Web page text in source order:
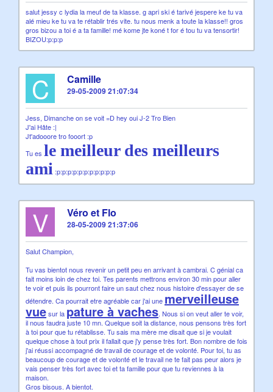
salut jessy c lydia la meuf de ta klasse. g apri ski é tarivé jespere ke tu va
alé mieu ke tu va te rétablir trés vite. tu nous menk a toute la klasse!! gros
gros bizou a toi é a ta famille! mé kome jte koné t for é tou tu va tensortir!
BIZOU:p:p:p
C Camille
29-05-2009 21:07:34
Jess, Dimanche on se voit =D hey oui J-2 Tro Bien
J'ai Hâte :|
Jt'adooore tro fooort :p
Tu es le meilleur des meilleurs
ami :p:p:p:p:p:p:p:p:p:p:p
V Véro et Flo
28-05-2009 21:37:06
Salut Champion,
Tu vas bientot nous revenir un petit peu en arrivant à cambrai. C génial ca
fait moins loin de chez toi. Tes parents mettrons environ 30 min pour aller
te voir et puis ils pourront faire un saut chez nous histoire d'essayer de se
détendre. Ca pourrait etre agréable car j'ai une merveilleuse
vuesur la pature à vaches. Nous si on veut aller te voir,
il nous faudra juste 10 mn. Quelque soit la distance, nous pensons très fort
à toi pour que tu rétablisse. Tu sais ma mère me disait que si je voulait
quelque chose à tout prix il fallait que j'y pense très fort. Bon nombre de fois
j'ai réussi accompagné de travail de courage et de volonté. Pour toi, tu as
beaucoup de courage et de volonté et le travail ne te fait pas peur alors je
vais penser très fort avec toi et ta famille pour que tu reviennes à la
maison.
Gros bisous. A bientot.